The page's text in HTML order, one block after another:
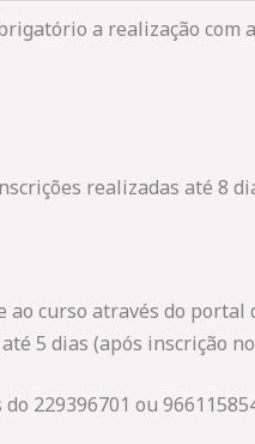
a realização com
realizadas até 8
ao curso através do portal
até 5 dias (após inscrição
229396701 ou